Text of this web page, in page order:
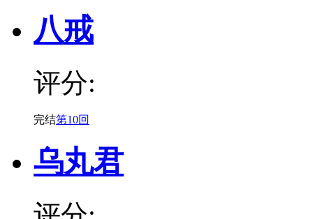
八戒
评分:
完结第10回
乌丸君